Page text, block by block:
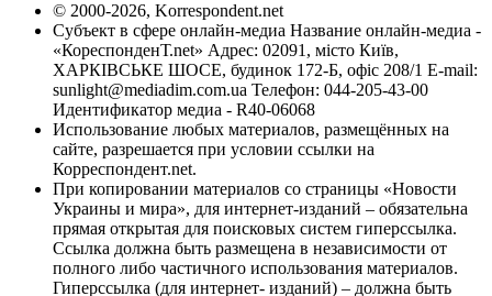
© 2000-2026, Korrespondent.net
Субъект в сфере онлайн-медиа Название онлайн-медиа -
«КореспонденТ.net» Адрес: 02091, місто Київ,
ХАРКІВСЬКЕ ШОСЕ, будинок 172-Б, офіс 208/1 E-mail:
sunlight@mediadim.com.ua Телефон: 044-205-43-00
Идентификатор медиа - R40-06068
Использование любых материалов, размещённых на
сайте, разрешается при условии ссылки на
Корреспондент.net.
При копировании материалов со страницы «Новости
Украины и мира», для интернет-изданий – обязательна
прямая открытая для поисковых систем гиперссылка.
Ссылка должна быть размещена в независимости от
полного либо частичного использования материалов.
Гиперссылка (для интернет- изданий) – должна быть